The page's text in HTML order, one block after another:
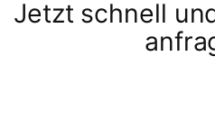
Jetzt schnell